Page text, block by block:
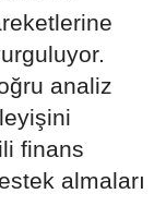
analiz
finans
almaları